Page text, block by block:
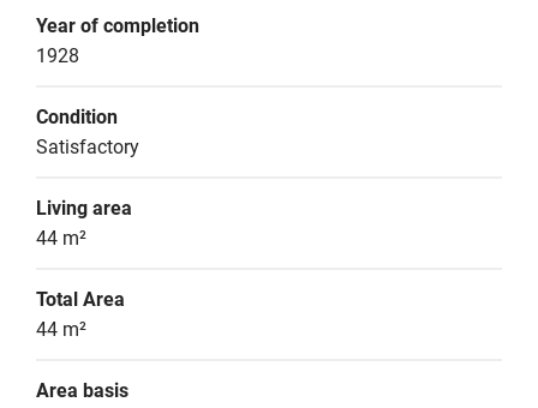
Year of completion
1928
Condition
Satisfactory
Living area
44 m²
Total Area
44 m²
Area basis